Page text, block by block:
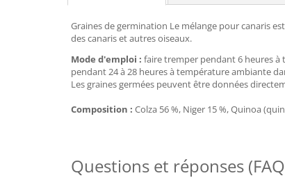
Graines de germination Le mélange pour canaris
des canaris et autres oiseaux.
Mode d'emploi : faire tremper pendant 6 heures à
pendant 24 à 28 heures à température ambiante
Les graines germées peuvent être données
Composition : Colza 56 %, Niger 15 %, Quinoa
Questions et réponses